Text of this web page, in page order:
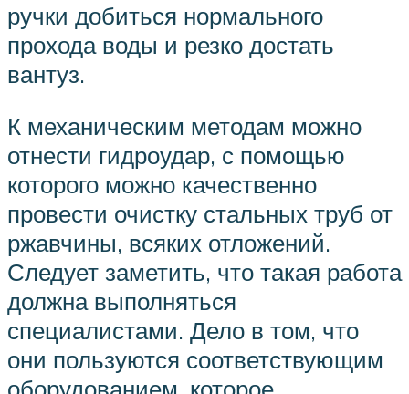
ручки добиться нормального
прохода воды и резко достать
вантуз.
К механическим методам можно
отнести гидроудар, с помощью
которого можно качественно
провести очистку стальных труб от
ржавчины, всяких отложений.
Следует заметить, что такая работа
должна выполняться
специалистами. Дело в том, что
они пользуются соответствующим